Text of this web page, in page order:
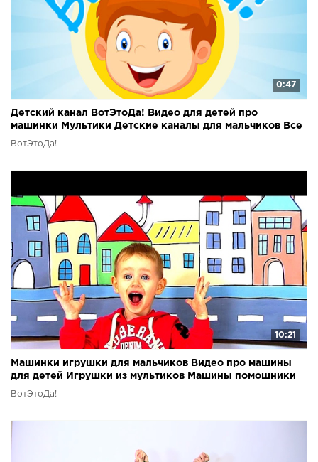
0:47
Детский канал ВотЭтоДа! Видео для детей про
машинки Мультики Детские каналы для мальчиков Все
детям!
ВотЭтоДа!
10:21
Машинки игрушки для мальчиков Видео про машины
для детей Игрушки из мультиков Машины помошники
ВотЭтоДа!